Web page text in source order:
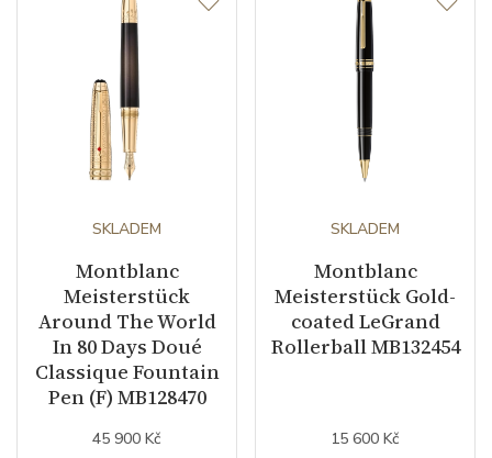
SKLADEM
Montblanc
Meisterstück
Around The World
In 80 Days Doué
Classique Fountain
Pen (F) MB128470
45 900 Kč
SKLADEM
Montblanc
Meisterstück Gold-
coated LeGrand
Rollerball MB132454
15 600 Kč